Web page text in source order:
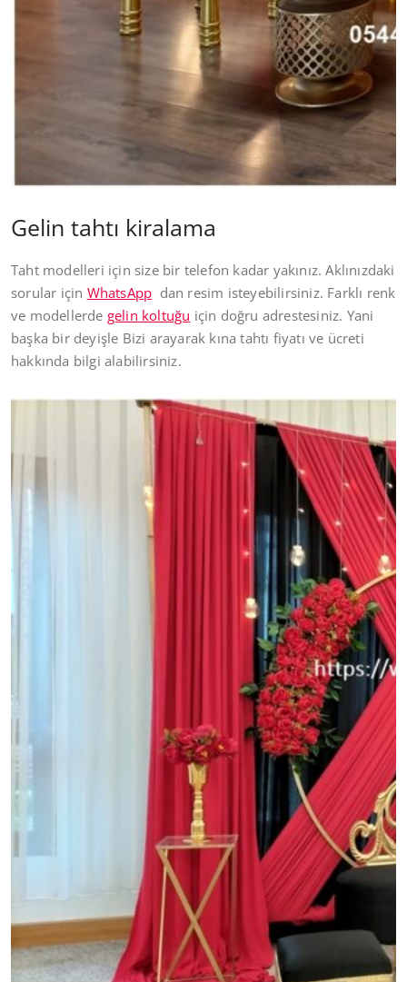
Gelin tahtı kiralama
Taht modelleri için size bir telefon kadar yakınız. Aklınızdaki
sorular için WhatsApp dan resim isteyebilirsiniz. Farklı renk
ve modellerde gelin koltuğu için doğru adrestesiniz. Yani
başka bir deyişle Bizi arayarak kına tahtı fiyatı ve ücreti
hakkında bilgi alabilirsiniz.